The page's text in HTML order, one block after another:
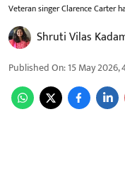
Veteran singer Clarence Carter
Shruti Vilas
Published On:15 May 2026,